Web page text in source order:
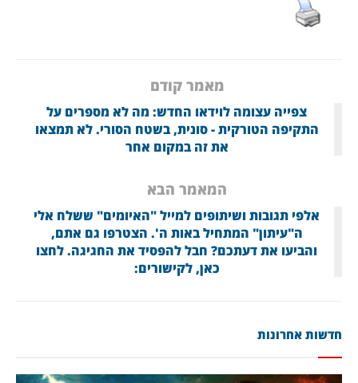
מאמר קודם
צפייה עצומה לוידאו החדש: מה לא מספרים על
התקיפה הטורקית - סונית, בשטח הסורי. לא תמצאו
את זה במקום אחר
המאמר הבא
אלפי תגובות ושיתופים למייל "האיומים" ששלח אלי
ה"עיתון" המתחיל באות ה'. הצטרפו גם אתם,
והביעו את דעתכם? חבל להפסיד את החגיגה. לחצו
כאן, לקישורים:
חדשות אחרונות